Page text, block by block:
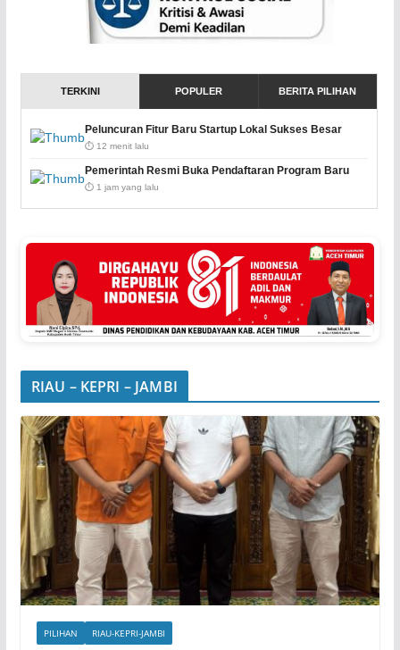
TERKINI POPULER BERITA PILIHAN
Peluncuran Fitur Baru Startup Lokal Sukses Besar
⏱️ 12 menit lalu
Pemerintah Resmi Buka Pendaftaran Program Baru
⏱️ 1 jam yang lalu
RIAU – KEPRI – JAMBI
PILIHAN RIAU-KEPRI-JAMBI